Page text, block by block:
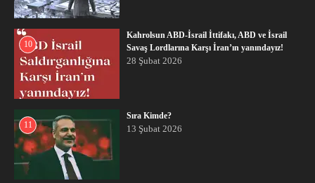
10
Kahrolsun ABD-İsrail İttifakı, ABD ve İsrail
Savaş Lordlarına Karşı İran’ın yanındayız!
28 Şubat 2026
11
Sıra Kimde?
13 Şubat 2026